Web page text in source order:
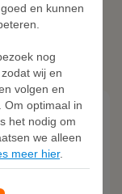
en kunnen
nog
wij en
volgen en
Om optimaal in
het nodig om
we alleen
meer hier.